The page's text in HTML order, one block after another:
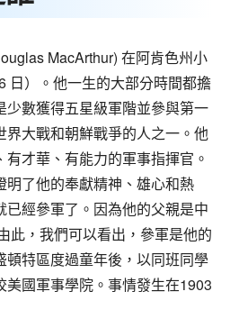
MacArthur) 在阿肯色州小
日）。他一生的大部分時間都擔
少數獲得五星級軍階並參與第一
界大戰和朝鮮戰爭的人之一。他
才華、有能力的軍事指揮官。
明了他的奉獻精神、雄心和熱
經參軍了。因為他的父親是中
此，我們可以看出，參軍是他的
頓特區度過童年後，以同班同學
美國軍事學院。事情發生在1903